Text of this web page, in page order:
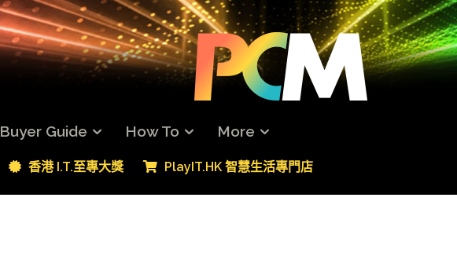
Buyer Guide How To More
香港 I.T.至專大獎 PlayIT.HK 智慧生活專門店